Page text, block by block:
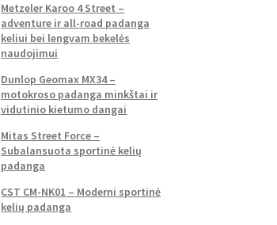
Metzeler Karoo 4 Street –
adventure ir all-road padanga
keliui bei lengvam bekelės
naudojimui
Dunlop Geomax MX34 –
motokroso padanga minkštai ir
vidutinio kietumo dangai
Mitas Street Force –
Subalansuota sportinė kelių
padanga
CST CM-NK01 – Moderni sportinė
kelių padanga